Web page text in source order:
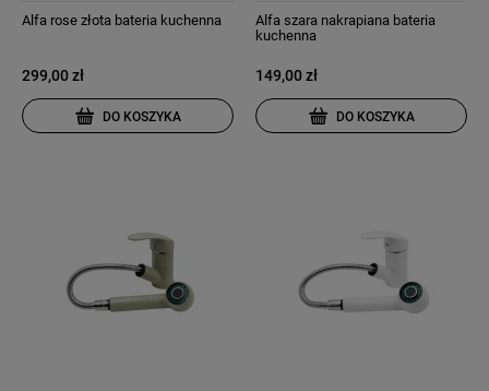
Alfa rose złota bateria kuchenna
299,00 zł
DO KOSZYKA
Alfa szara nakrapiana bateria
kuchenna
149,00 zł
DO KOSZYKA